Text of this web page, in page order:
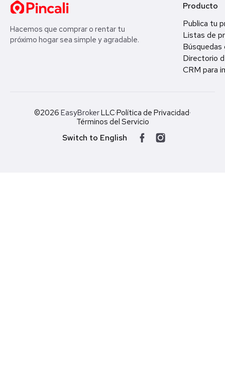
Hacemos que comprar o rentar tu
próximo hogar sea simple y agradable.
Producto
Publica tu
Listas de
Búsquedas
Directorio
CRM para
©2026 EasyBrokerLLC·Política de Privacidad·
Términos del Servicio
Switch to English